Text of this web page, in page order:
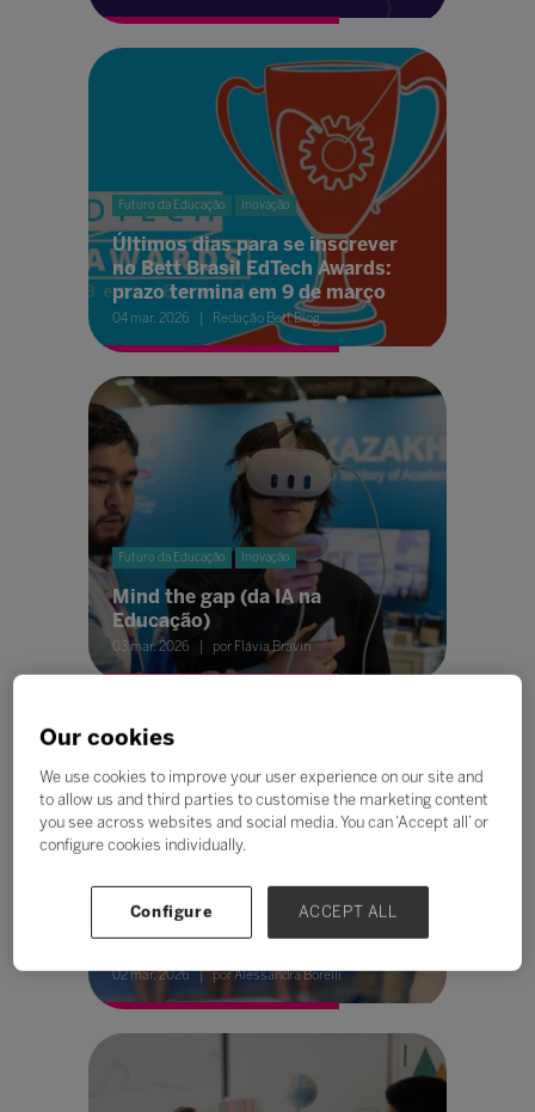
Futuro da Educação Inovação
Últimos dias para se inscrever
no Bett Brasil EdTech Awards:
prazo termina em 9 de março
04 mar. 2026 Redação Bett Blog
Futuro da Educação Inovação
Mind the gap (da IA na
Educação)
03 mar. 2026 por Flávia Bravin
Imagem de aluno não é detalhe:
o que as escolas precisam
02 mar. 2026 por Alessandra Borelli
Our cookies
We use cookies to improve your user experience on our site and
to allow us and third parties to customise the marketing content
you see across websites and social media. You can ‘Accept all’ or
configure cookies individually.
Configure ACCEPT ALL